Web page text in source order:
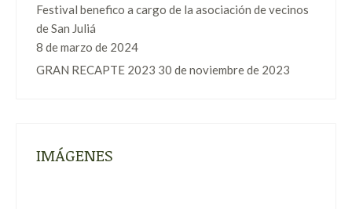
Festival benefico a cargo de la asociación de vecinos
de San Juliá
8 de marzo de 2024
GRAN RECAPTE 2023 30 de noviembre de 2023
IMÁGENES